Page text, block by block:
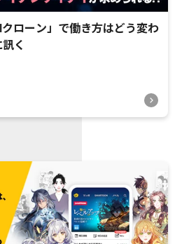
ローン」で働き方はどう変わ
く